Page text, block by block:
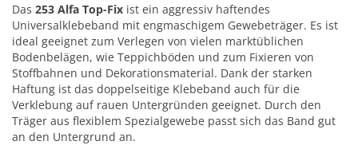
Das 253 Alfa Top-Fix ist ein aggressiv haftendes
Universalklebeband mit engmaschigem Gewebeträger. Es ist
ideal geeignet zum Verlegen von vielen marktüblichen
Bodenbelägen, wie Teppichböden und zum Fixieren von
Stoffbahnen und Dekorationsmaterial. Dank der starken
Haftung ist das doppelseitige Klebeband auch für die
Verklebung auf rauen Untergründen geeignet. Durch den
Träger aus flexiblem Spezialgewebe passt sich das Band gut
an den Untergrund an.